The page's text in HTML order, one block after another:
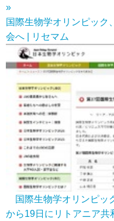
»
国際生物学オリンピッ
会へ | リセマム
国際生物学オリンピッ
から19日にリトアニア共